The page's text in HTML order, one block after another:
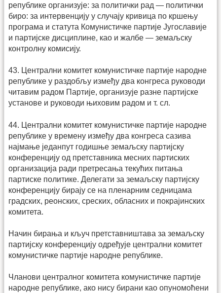
републике организује: за политички рад — политички
биро: за интервенцију у случају кривица по кршењу
програма и статута Комунистичке партије Југославије
и партијске дисциплине, као и жалбе — земаљску
контролну комисију.
43. Централни комитет комунистичке партије народне
републике у раздобљу између два конгреса руководи
читавим радом Партије, организује разне партијске
установе и руководи њиховим радом и т. сл.
44. Централни комитет комунистичке партије народне
републике у времену између два конгреса сазива
најмање једанпут годишње земаљску партијску
конференцију од претставника месних партиских
организација ради претресања текућих питања
партиске политике. Делегати за земаљску партијску
конференцију бирају се на пленарним седницама
градских, реонских, среских, обласних и покрајинских
комитета.
Начин бирања и кључ претставништава за земаљску
партијску конференцију одређује централни комитет
комунистичке партије народне републике.
Чланови централног комитета комунистичке партије
народне републике, ако нису бирани као опуномоћени